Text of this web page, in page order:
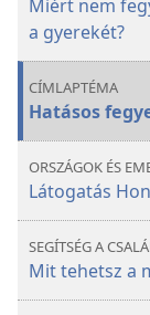
Miért nem
a gyerekét?
CÍMLAPTÉMA
Hatásos
ORSZÁGOK ÉS
Látogatás
SEGÍTSÉG A
Mit tehetsz a